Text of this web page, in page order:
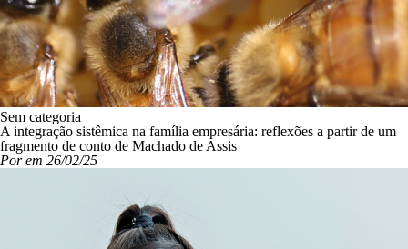
Sem categoria
A integração sistêmica na família empresária: reflexões a partir de um
fragmento de conto de Machado de Assis
Por em 26/02/25